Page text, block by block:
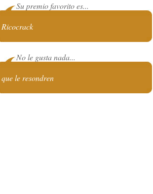
Su premio favorito es...
Ricocrack
No le gusta nada...
que le resondren